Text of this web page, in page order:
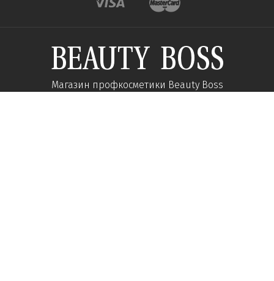
Магазин профкосметики Beauty Boss